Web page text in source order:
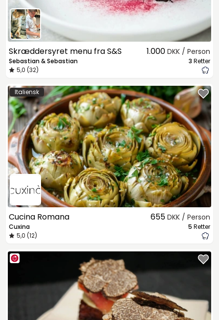
Skræddersyret menu fra S&S
Sebastian & Sebastian
5,0 (32)
1.000 DKK / Person
3 Retter
Italiensk
Cucina Romana
Cuxina
5,0 (12)
655 DKK / Person
5 Retter